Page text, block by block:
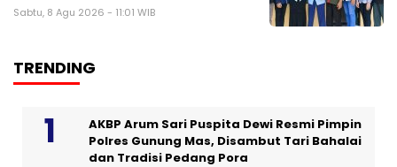
Sabtu, 8 Agu 2026 - 11:01 WIB
TRENDING
AKBP Arum Sari Puspita Dewi Resmi Pimpin
Polres Gunung Mas, Disambut Tari Bahalai
dan Tradisi Pedang Pora